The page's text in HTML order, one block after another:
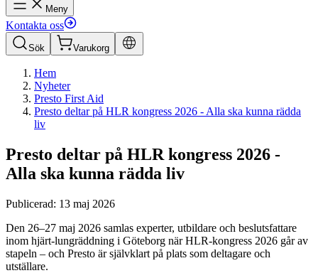
Meny
Kontakta oss
Sök Varukorg
Hem
Nyheter
Presto First Aid
Presto deltar på HLR kongress 2026 - Alla ska kunna rädda
liv
Presto deltar på HLR kongress 2026 -
Alla ska kunna rädda liv
Publicerad: 13 maj 2026
Den 26–27 maj 2026 samlas experter, utbildare och beslutsfattare
inom hjärt‑lungräddning i Göteborg när HLR‑kongress 2026 går av
stapeln – och Presto är självklart på plats som deltagare och
utställare.